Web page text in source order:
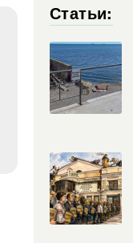
Статьи: